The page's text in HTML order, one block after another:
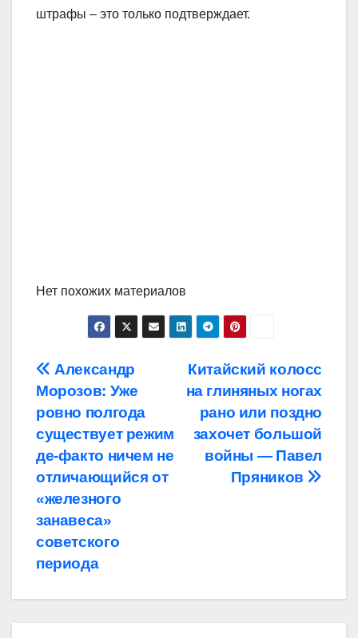
штрафы – это только подтверждает.
Нет похожих материалов
Навигация
по
записям
Китайский колосс
на глиняных ногах
рано или поздно
захочет большой
войны — Павел
Пряников
Александр
Морозов: Уже
ровно полгода
существует режим
де-факто ничем не
отличающийся от
«железного
занавеса»
советского
периода